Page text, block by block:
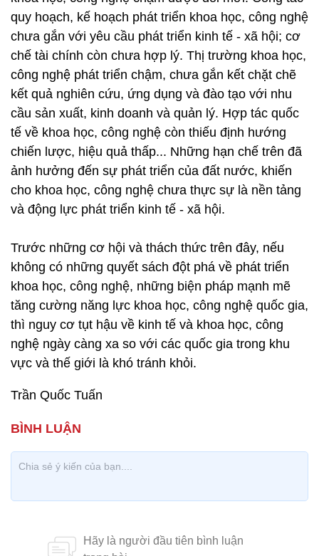
quy hoạch, kế hoạch phát triển khoa học, công nghệ
chưa gắn với yêu cầu phát triển kinh tế - xã hội; cơ
chế tài chính còn chưa hợp lý. Thị trường khoa học,
công nghệ phát triển chậm, chưa gắn kết chặt chẽ
kết quả nghiên cứu, ứng dụng và đào tạo với nhu
cầu sản xuất, kinh doanh và quản lý. Hợp tác quốc
tế về khoa học, công nghệ còn thiếu định hướng
chiến lược, hiệu quả thấp... Những hạn chế trên đã
ảnh hưởng đến sự phát triển của đất nước, khiến
cho khoa học, công nghệ chưa thực sự là nền tảng
và động lực phát triển kinh tế - xã hội.
Trước những cơ hội và thách thức trên đây, nếu
không có những quyết sách đột phá về phát triển
khoa học, công nghệ, những biện pháp mạnh mẽ
tăng cường năng lực khoa học, công nghệ quốc gia,
thì nguy cơ tụt hậu về kinh tế và khoa học, công
nghệ ngày càng xa so với các quốc gia trong khu
vực và thế giới là khó tránh khỏi.
Trần Quốc Tuấn